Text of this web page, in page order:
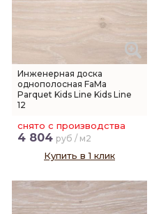
Инженерная доска
однополосная FaMa
Parquet Kids Line Kids Line
12
снято с производства
4 804 руб / м2
Купить в 1 клик